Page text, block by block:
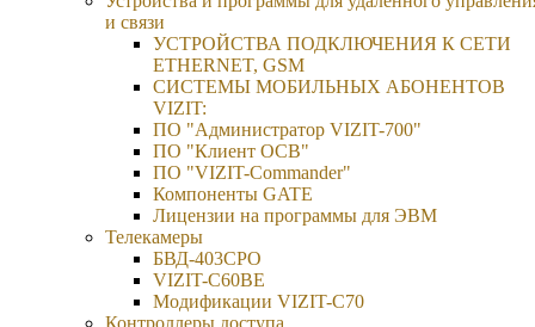
и связи
УСТРОЙСТВА ПОДКЛЮЧЕНИЯ К СЕТИ
ETHERNET, GSM
CИСТЕМЫ МОБИЛЬНЫХ АБОНЕНТОВ
VIZIT:
ПО "Администратор VIZIT-700"
ПО "Клиент ОСВ"
ПО "VIZIT-Commander"
Компоненты GATE
Лицензии на программы для ЭВМ
Телекамеры
БВД-403СРО
VIZIT-С60BE
Модификации VIZIT-C70
Контроллеры доступа